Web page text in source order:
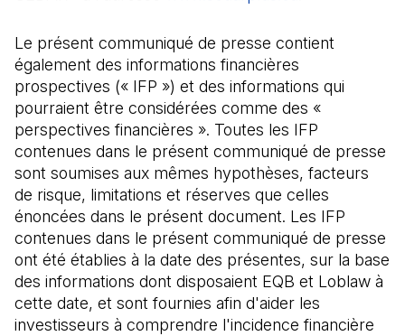
Le présent communiqué de presse contient
également des informations financières
prospectives (« IFP ») et des informations qui
pourraient être considérées comme des «
perspectives financières ». Toutes les IFP
contenues dans le présent communiqué de presse
sont soumises aux mêmes hypothèses, facteurs
de risque, limitations et réserves que celles
énoncées dans le présent document. Les IFP
contenues dans le présent communiqué de presse
ont été établies à la date des présentes, sur la base
des informations dont disposaient EQB et Loblaw à
cette date, et sont fournies afin d'aider les
investisseurs à comprendre l'incidence financière